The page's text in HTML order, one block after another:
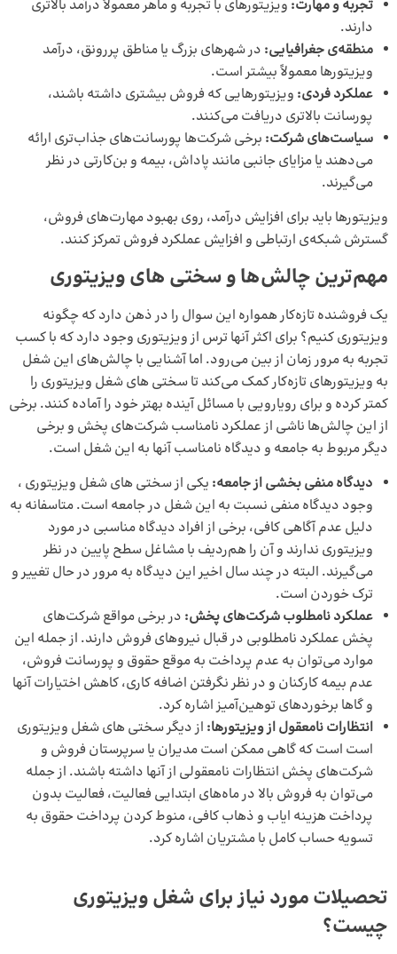
تجربه و مهارت: ویزیتورهای با تجربه و ماهر معمولاً درآمد بالاتری
دارند.
منطقه‌ی جغرافیایی: در شهرهای بزرگ یا مناطق پررونق، درآمد
ویزیتورها معمولاً بیشتر است.
عملکرد فردی: ویزیتورهایی که فروش بیشتری داشته باشند،
پورسانت بالاتری دریافت می‌کنند.
سیاست‌های شرکت: برخی شرکت‌ها پورسانت‌های جذاب‌تری ارائه
می‌دهند یا مزایای جانبی مانند پاداش، بیمه و بن‌کارتی در نظر
می‌گیرند.
ویزیتورها باید برای افزایش درآمد، روی بهبود مهارت‌های فروش،
گسترش شبکه‌ی ارتباطی و افزایش عملکرد فروش تمرکز کنند.
مهم‌ترین چالش‌ها و سختی های ویزیتوری
یک فروشنده تازه‌کار همواره این سوال را در ذهن دارد که چگونه
ویزیتوری کنیم؟ برای اکثر آنها ترس از ویزیتوری وجود دارد که با کسب
تجربه به مرور زمان از بین می‌رود. اما آشنایی با چالش‌های این شغل
به ویزیتورهای تازه‌کار کمک می‌کند تا سختی های شغل ویزیتوری را
کمتر کرده و برای رویارویی با مسائل آینده بهتر خود را آماده کنند. برخی
از این چالش‌ها ناشی از عملکرد نامناسب شرکت‌های پخش و برخی
دیگر مربوط به جامعه و دیدگاه نامناسب آنها به این شغل است.
دیدگاه منفی بخشی از جامعه: یکی از سختی های شغل ویزیتوری ،
وجود دیدگاه منفی نسبت به این شغل در جامعه است. متاسفانه به
دلیل عدم آگاهی کافی، برخی از افراد دیدگاه مناسبی در مورد
ویزیتوری ندارند و آن را هم‌ردیف با مشاغل سطح پایین در نظر
می‌گیرند. البته در چند سال اخیر این دیدگاه به مرور در حال تغییر و
ترک خوردن است.
عملکرد نامطلوب شرکت‌های پخش: در برخی مواقع شرکت‌های
پخش عملکرد نامطلوبی در قبال نیروهای فروش دارند. از جمله این
موارد می‌توان به عدم پرداخت به موقع حقوق و پورسانت فروش،
عدم بیمه کارکنان و در نظر نگرفتن اضافه کاری، کاهش اختیارات آنها
و گاها برخوردهای توهین‌آمیز اشاره کرد.
انتظارات نامعقول از ویزیتورها: از دیگر سختی های شغل ویزیتوری
است است که گاهی ممکن است مدیران یا سرپرستان فروش و
شرکت‌های پخش انتظارات نامعقولی از آنها داشته باشند. از جمله
می‌توان به فروش بالا در ماه‌های ابتدایی فعالیت، فعالیت بدون
پرداخت هزینه ایاب و ذهاب کافی، منوط کردن پرداخت حقوق به
تسویه حساب کامل با مشتریان اشاره کرد.
تحصیلات مورد نیاز برای شغل ویزیتوری
چیست؟